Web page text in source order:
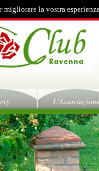
la vostra
L'Associazione